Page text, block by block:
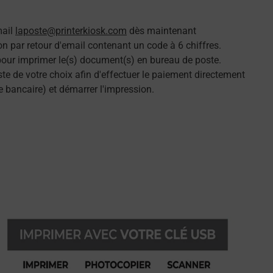
laposte@printerkiosk.com dès maintenant
par retour d'email contenant un code à 6 chiffres.
imprimer le(s) document(s) en bureau de poste.
de votre choix afin d'effectuer le paiement directement
bancaire) et démarrer l'impression.